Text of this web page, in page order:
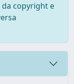
copyright e